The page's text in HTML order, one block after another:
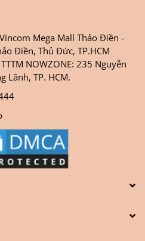
Mega Mall Thảo Điền -
Điền, Thủ Đức, TP.HCM
NOWZONE: 235 Nguyễn
Lãnh, TP. HCM.